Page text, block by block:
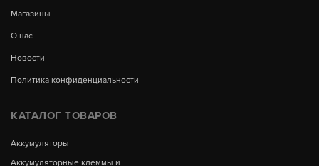
Магазины
О нас
Новости
Политика конфиденциальности
КАТАЛОГ ТОВАРОВ
Аккумуляторы
Аккумуляторные клеммы и